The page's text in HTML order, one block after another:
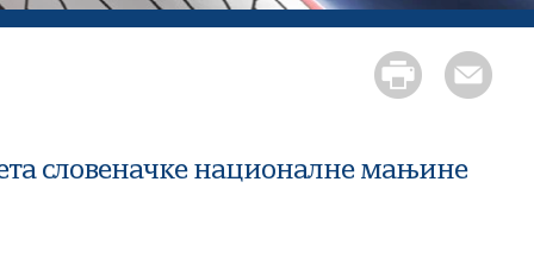
словеначке националне мањине